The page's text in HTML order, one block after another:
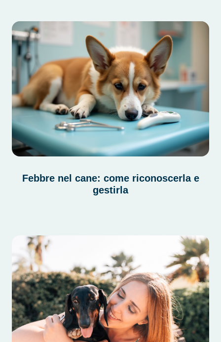
Febbre nel cane: come riconoscerla e
gestirla